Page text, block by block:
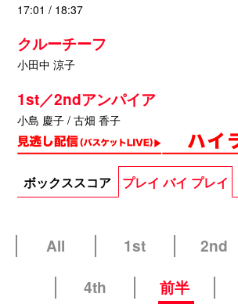
17:01 / 18:37
クルーチーフ
小田中 涼子
1st／2ndアンパイア
小島 慶子 / 古畑 香子
ボックススコア プレイ バイ プレイ
All 1st 2nd
4th
前半